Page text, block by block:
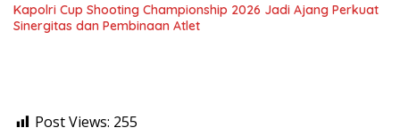
Kapolri Cup Shooting Championship 2026 Jadi Ajang Perkuat
Sinergitas dan Pembinaan Atlet
Post Views: 255